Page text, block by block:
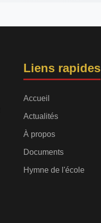
Liens rapides
Accueil
Actualités
À propos
Documents
Hymne de l'école